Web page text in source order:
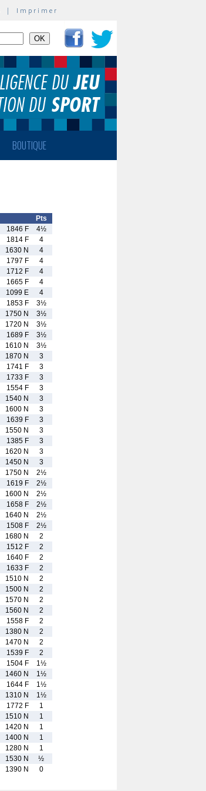
| Imprimer
BOUTIQUE
Pts
1846 F
4½
1814 F
4
1630 N
4
1797 F
4
1712 F
4
1665 F
4
1099 E
4
1853 F
3½
1750 N
3½
1720 N
3½
1689 F
3½
1610 N
3½
1870 N
3
1741 F
3
1733 F
3
1554 F
3
1540 N
3
1600 N
3
1639 F
3
1550 N
3
1385 F
3
1620 N
3
1450 N
3
1750 N
2½
1619 F
2½
1600 N
2½
1658 F
2½
1640 N
2½
1508 F
2½
1680 N
2
1512 F
2
1640 F
2
1633 F
2
1510 N
2
1500 N
2
1570 N
2
1560 N
2
1558 F
2
1380 N
2
1470 N
2
1539 F
2
1504 F
1½
1460 N
1½
1644 F
1½
1310 N
1½
1772 F
1
1510 N
1
1420 N
1
1400 N
1
1280 N
1
1530 N
½
1390 N 0